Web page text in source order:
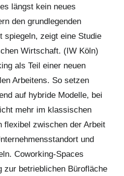
längst kein neues
den grundlegenden
spiegeln, zeigt eine Studie
Wirtschaft. (IW Köln)
als Teil einer neuen
Arbeitens. So setzen
auf hybride Modelle, bei
mehr im klassischen
flexibel zwischen der Arbeit
und
Coworking-Spaces
zur betrieblichen Bürofläche